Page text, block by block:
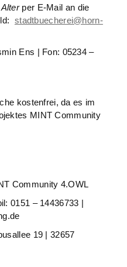
per E-Mail an die
stadtbuecherei@horn-
Ens | Fon: 05234 –
kostenfrei, da es im
MINT Community
Community 4.OWL
0151 – 14436733 |
19 | 32657